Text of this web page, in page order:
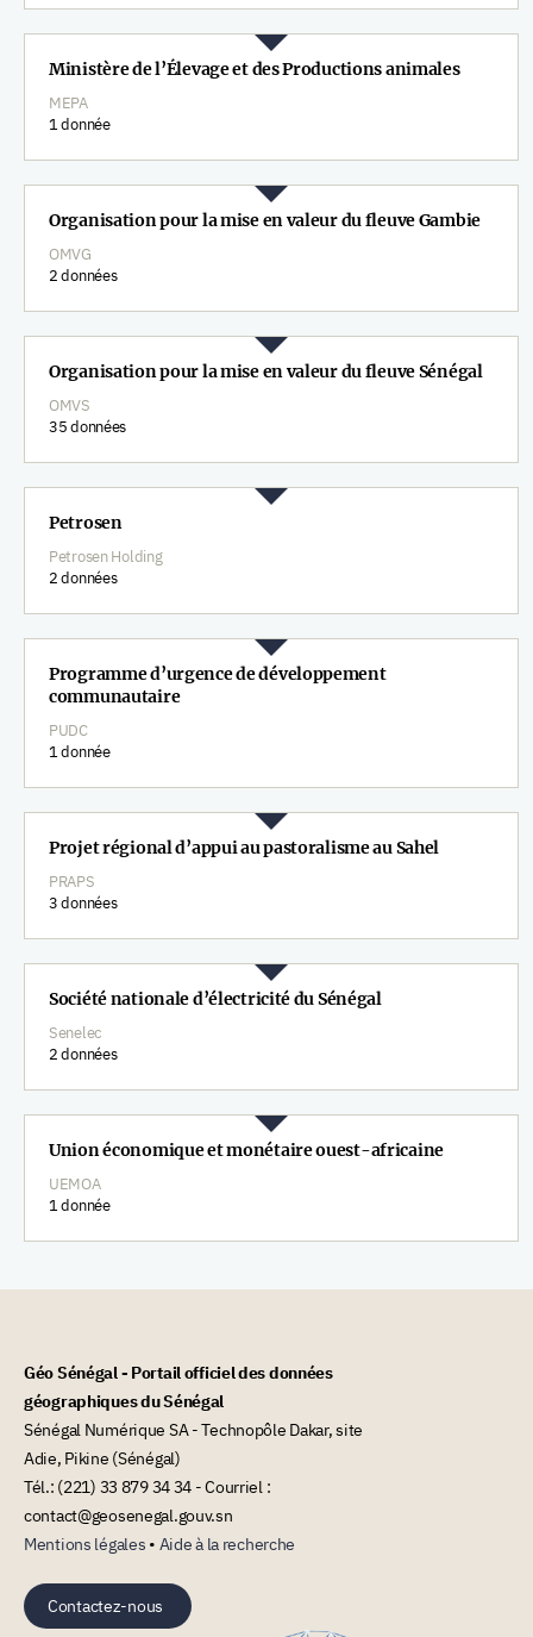
Ministère de l’Élevage et des Productions animales
MEPA
1 donnée
Organisation pour la mise en valeur du fleuve Gambie
OMVG
2 données
Organisation pour la mise en valeur du fleuve Sénégal
OMVS
35 données
Petrosen
Petrosen Holding
2 données
Programme d’urgence de développement
communautaire
PUDC
1 donnée
Projet régional d’appui au pastoralisme au Sahel
PRAPS
3 données
Société nationale d’électricité du Sénégal
Senelec
2 données
Union économique et monétaire ouest-africaine
UEMOA
1 donnée
Géo Sénégal - Portail officiel des données
géographiques du Sénégal
Sénégal Numérique SA - Technopôle Dakar, site
Adie, Pikine (Sénégal)
Tél.: (221) 33 879 34 34 - Courriel :
contact@geosenegal.gouv.sn
Mentions légales • Aide à la recherche
Contactez-nous